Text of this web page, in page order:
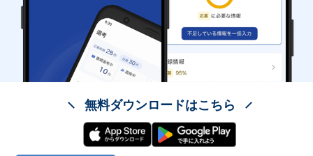
無料ダウンロードはこちら